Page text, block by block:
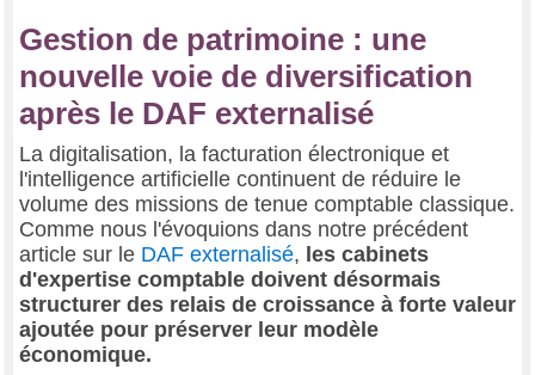
Gestion de patrimoine : une
nouvelle voie de diversification
après le DAF externalisé
La digitalisation, la facturation électronique et
l'intelligence artificielle continuent de réduire le
volume des missions de tenue comptable classique.
Comme nous l'évoquions dans notre précédent
article sur le DAF externalisé, les cabinets
d'expertise comptable doivent désormais
structurer des relais de croissance à forte valeur
ajoutée pour préserver leur modèle
économique.